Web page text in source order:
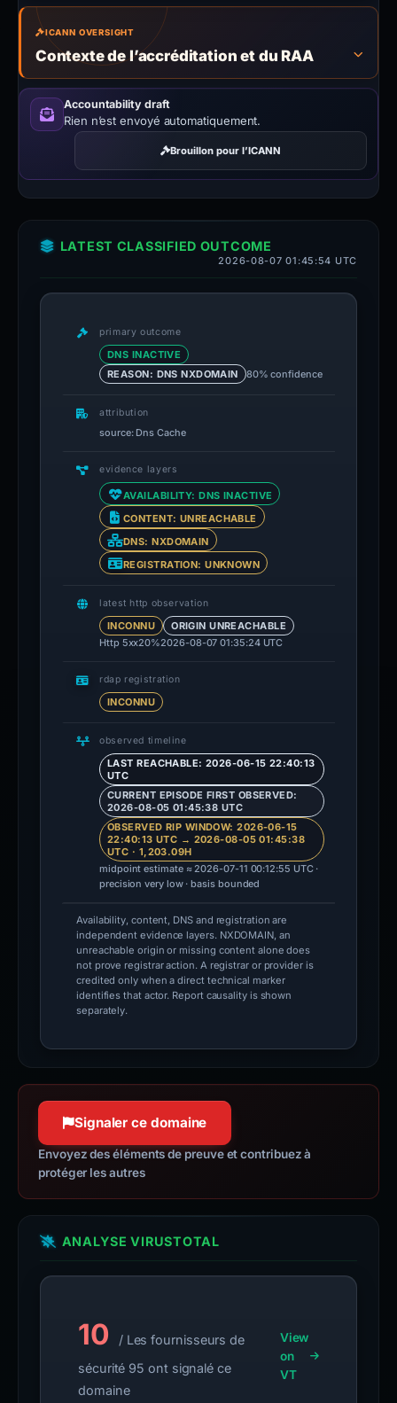
ICANN OVERSIGHT
Contexte de l’accréditation et du RAA
Accountability draft
Rien n’est envoyé automatiquement.
Brouillon pour l’ICANN
LATEST CLASSIFIED OUTCOME
2026-08-07 01:45:54 UTC
primary outcome
DNS INACTIVE
REASON: DNS NXDOMAIN
80% confidence
attribution
source: Dns Cache
evidence layers
AVAILABILITY: DNS INACTIVE
CONTENT: UNREACHABLE
DNS: NXDOMAIN
REGISTRATION: UNKNOWN
latest http observation
INCONNU
ORIGIN UNREACHABLE
Http 5xx20%2026-08-07 01:35:24 UTC
rdap registration
INCONNU
observed timeline
LAST REACHABLE: 2026-06-15 22:40:13
UTC
CURRENT EPISODE FIRST OBSERVED:
2026-08-05 01:45:38 UTC
OBSERVED RIP WINDOW: 2026-06-15
22:40:13 UTC → 2026-08-05 01:45:38
UTC · 1,203.09H
midpoint estimate ≈ 2026-07-11 00:12:55 UTC ·
precision very low · basis bounded
Availability, content, DNS and registration are
independent evidence layers. NXDOMAIN, an
unreachable origin or missing content alone does
not prove registrar action. A registrar or provider is
credited only when a direct technical marker
identifies that actor. Report causality is shown
separately.
Signaler ce domaine
Envoyez des éléments de preuve et contribuez à
protéger les autres
ANALYSE VIRUSTOTAL
10
/ Les fournisseurs de
sécurité 95 ont signalé ce
domaine
View
on
VT